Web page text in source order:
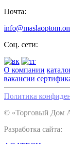
Почта:
Соц. сети:
О компании
вакансии
Политика
© «Торговый Дом
Разработка сайта: